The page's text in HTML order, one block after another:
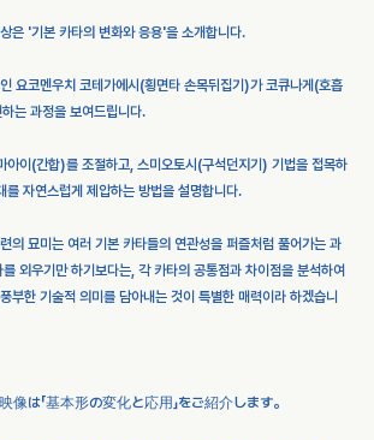
은 '기본 카타의 변화와 응용'을 소개합니다.
요코멘우치 코테가에시(횡면타 손목뒤집기)가 코큐나게(호흡
는 과정을 보여드립니다.
아이(간합)를 조절하고, 스미오토시(구석던지기) 기법을 접목하
를 자연스럽게 제압하는 방법을 설명합니다.
의 묘미는 여러 기본 카타들의 연관성을 퍼즐처럼 풀어가는 과
외우기만 하기보다는, 각 카타의 공통점과 차이점을 분석하여
부한 기술적 의미를 담아내는 것이 특별한 매력이라 하겠습니
は「基本形の変化と応用」をご紹介します。